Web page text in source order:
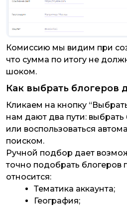
Комиссию мы видим при
что сумма по итогу не
шоком.
Как выбрать блогеров
Кликаем на кнопку
нам дают два пути:
или воспользоваться
поиском.
Ручной подбор дает
точно подобрать блогеров
относится:
Тематика аккаунта;
География;